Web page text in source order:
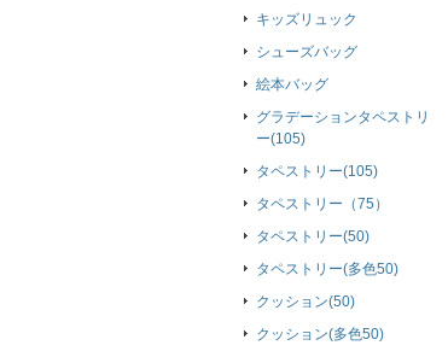
キッズリュック
シューズバッグ
絵本バッグ
グラデーションタペストリ
ー(105)
タペストリー(105)
タペストリー（75）
タペストリー(50)
タペストリー(多色50)
クッション(50)
クッション(多色50)